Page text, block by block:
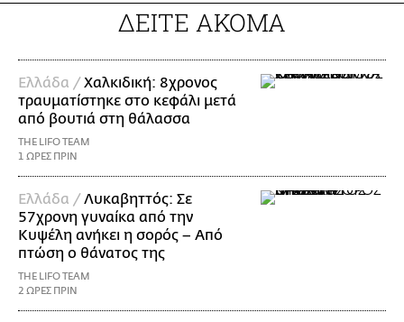
ΔΕΙΤΕ ΑΚΟΜΑ
Ελλάδα /Χαλκιδική: 8χρονος
τραυματίστηκε στο κεφάλι μετά
από βουτιά στη θάλασσα
THE LIFO TEAM
1 ΩΡΕΣ ΠΡΙΝ
Ελλάδα /Λυκαβηττός: Σε
57χρονη γυναίκα από την
Κυψέλη ανήκει η σορός – Από
πτώση ο θάνατος της
THE LIFO TEAM
2 ΩΡΕΣ ΠΡΙΝ